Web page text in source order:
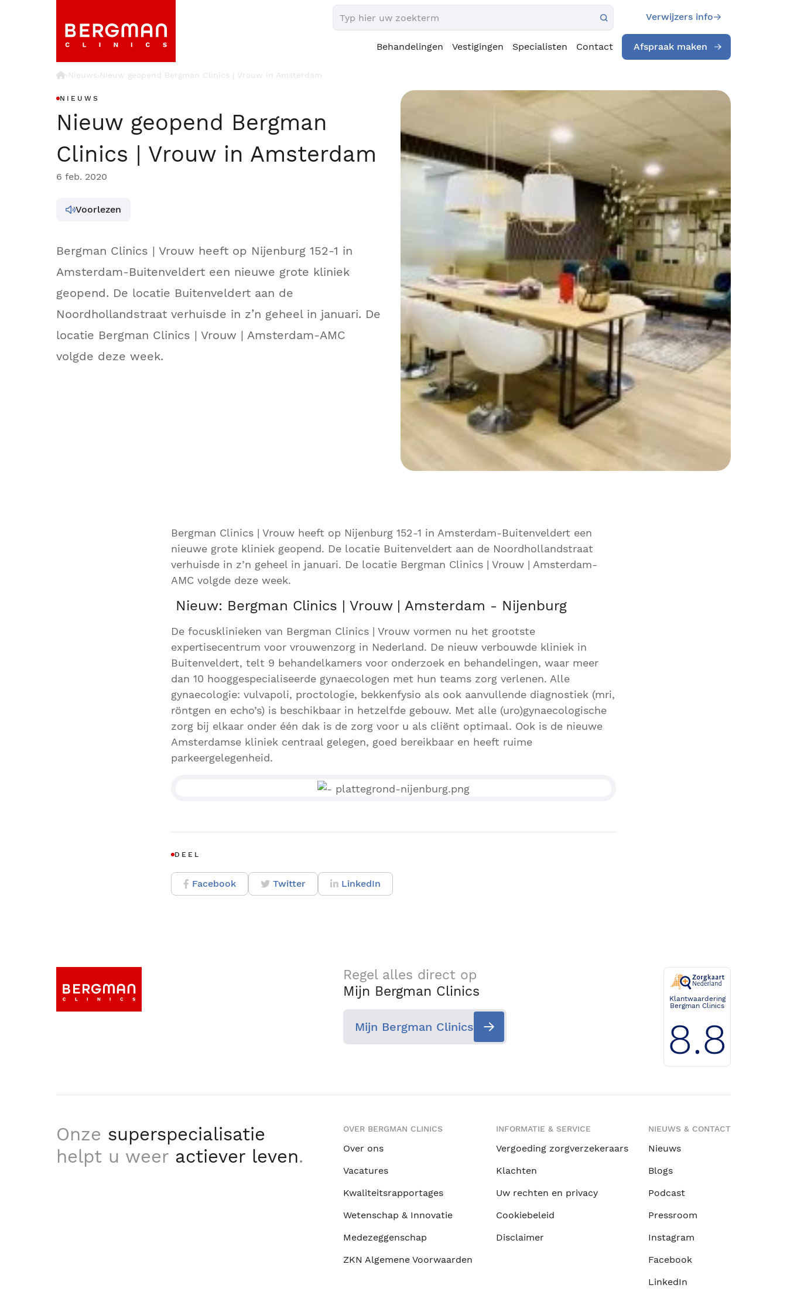
Verwijzers info
Behandelingen Vestigingen Specialisten Contact Afspraak maken
›Nieuws›Nieuw geopend Bergman Clinics | Vrouw in Amsterdam
NIEUWS
Nieuw geopend Bergman
Clinics | Vrouw in Amsterdam
6 feb. 2020
Voorlezen
Bergman Clinics | Vrouw heeft op Nijenburg 152-1 in
Amsterdam-Buitenveldert een nieuwe grote kliniek
geopend. De locatie Buitenveldert aan de
Noordhollandstraat verhuisde in z’n geheel in januari. De
locatie Bergman Clinics | Vrouw | Amsterdam-AMC
volgde deze week.
Bergman Clinics | Vrouw heeft op Nijenburg 152-1 in Amsterdam-Buitenveldert een
nieuwe grote kliniek geopend. De locatie Buitenveldert aan de Noordhollandstraat
verhuisde in z’n geheel in januari. De locatie Bergman Clinics | Vrouw | Amsterdam-
AMC volgde deze week.
Nieuw: Bergman Clinics | Vrouw | Amsterdam - Nijenburg
De focusklinieken van Bergman Clinics | Vrouw vormen nu het grootste
expertisecentrum voor vrouwenzorg in Nederland. De nieuw verbouwde kliniek in
Buitenveldert, telt 9 behandelkamers voor onderzoek en behandelingen, waar meer
dan 10 hooggespecialiseerde gynaecologen met hun teams zorg verlenen. Alle
gynaecologie: vulvapoli, proctologie, bekkenfysio als ook aanvullende diagnostiek (mri,
röntgen en echo’s) is beschikbaar in hetzelfde gebouw. Met alle (uro)gynaecologische
zorg bij elkaar onder één dak is de zorg voor u als cliënt optimaal. Ook is de nieuwe
Amsterdamse kliniek centraal gelegen, goed bereikbaar en heeft ruime
parkeergelegenheid.
DEEL
Facebook Twitter LinkedIn
Regel alles direct op
Mijn Bergman Clinics
Mijn Bergman Clinics
Klantwaardering
Bergman Clinics
8.8
Onze superspecialisatie
helpt u weer actiever leven.
OVER BERGMAN CLINICS
Over ons
Vacatures
Kwaliteitsrapportages
Wetenschap & Innovatie
Medezeggenschap
ZKN Algemene Voorwaarden
INFORMATIE & SERVICE
Vergoeding zorgverzekeraars
Klachten
Uw rechten en privacy
Cookiebeleid
Disclaimer
NIEUWS & CONTACT
Nieuws
Blogs
Podcast
Pressroom
Instagram
Facebook
LinkedIn